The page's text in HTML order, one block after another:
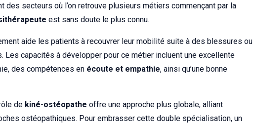
des secteurs où l’on retrouve plusieurs métiers commençant par la
est sans doute le plus connu.
aide les patients à recouvrer leur mobilité suite à des blessures ou
Les capacités à développer pour ce métier incluent une excellente
des compétences en écoute et empathie, ainsi qu’une bonne
de kiné-ostéopathe offre une approche plus globale, alliant
ostéopathiques. Pour embrasser cette double spécialisation, un